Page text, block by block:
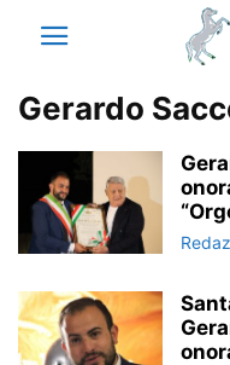
Gerardo